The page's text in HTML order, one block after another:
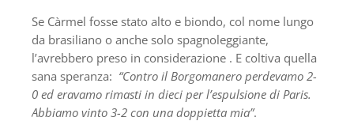
Se Càrmel fosse stato alto e biondo, col nome lungo
da brasiliano o anche solo spagnoleggiante,
l’avrebbero preso in considerazione . E coltiva quella
sana speranza: “Contro il Borgomanero perdevamo 2-
0 ed eravamo rimasti in dieci per l’espulsione di Paris.
Abbiamo vinto 3-2 con una doppietta mia”.